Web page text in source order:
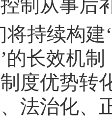
制从事后
将持续构
的长效机
度优势转
法治化、